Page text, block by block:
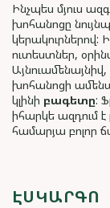
Ինչպես մյուս
խոհանոցը
կերակուրներով:
ուտեստներ,
խոհանոցի
կլինի բագետը:
իհարկե ազդում
համարյա բոլոր
ԷՍԿԱՐԳՈ